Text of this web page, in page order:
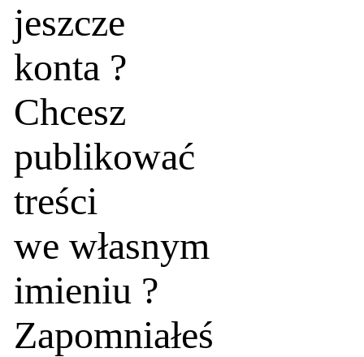
jeszcze
konta ?
Chcesz
publikować
treści
we własnym
imieniu ?
Zapomniałeś